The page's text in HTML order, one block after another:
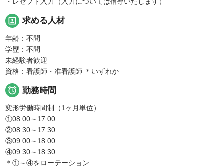
portrait 求める人材
年齢：不問
学歴：不問
未経験者歓迎
資格：看護師・准看護師 ＊いずれか
 勤務時間
変形労働時間制（1ヶ月単位）
①08:00～17:00
②08:30～17:30
③09:00～18:00
④09:30～18:30
＊①～④をローテーション